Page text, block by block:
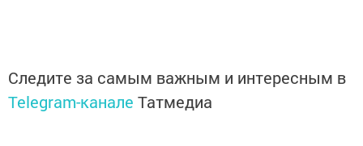
Следите за самым важным и интересным в
Telegram-канале Татмедиа